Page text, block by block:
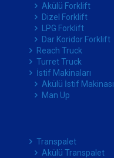
Akülü Forklift
Dizel Forklift
LPG Forklift
Dar Koridor Forklift
Reach Truck
Turret Truck
İstif Makinaları
Akülü İstif Makinası
Man Up
Transpalet
Akülü Transpalet